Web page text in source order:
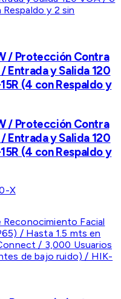
/ Protección Contra
Entrada y Salida 120
(4 con Respaldo y
/ Protección Contra
Entrada y Salida 120
(4 con Respaldo y
X